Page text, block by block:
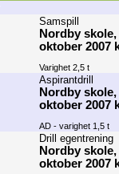
Samspill
Nordby skole,
oktober 2007
Varighet 2,5 t
Aspirantdrill
Nordby skole,
oktober 2007
AD - varighet 1,5 t
Drill egentrening
Nordby skole,
oktober 2007